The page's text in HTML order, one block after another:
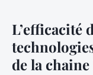
L’efficacité
de la